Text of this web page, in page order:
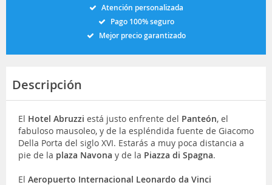
Atención personalizada
Pago 100% seguro
Mejor precio garantizado
Descripción
El Hotel Abruzzi está justo enfrente del Panteón, el
fabuloso mausoleo, y de la espléndida fuente de Giacomo
Della Porta del siglo XVI. Estarás a muy poca distancia a
pie de la plaza Navona y de la Piazza di Spagna.
El Aeropuerto Internacional Leonardo da Vinci